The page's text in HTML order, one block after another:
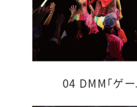
04 DMM「ゲ